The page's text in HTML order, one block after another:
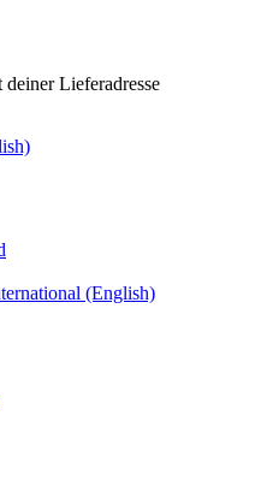
deiner Lieferadresse
(English)